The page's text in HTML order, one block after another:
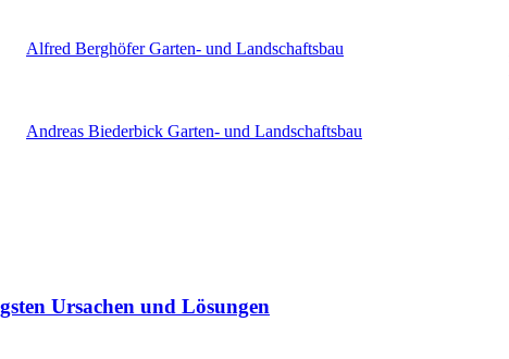
Alfred Berghöfer Garten- und Landschaftsbau
Andreas Biederbick Garten- und Landschaftsbau
Ursachen und Lösungen